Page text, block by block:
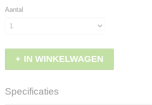
Aantal
IN WINKELWAGEN
Specificaties